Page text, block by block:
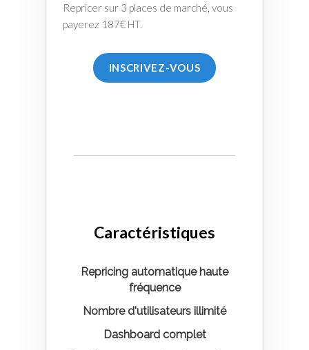
Repricer sur 3 places de marché, vous
payerez 187€ HT.
INSCRIVEZ-VOUS
Caractéristiques
Repricing automatique haute
fréquence
Nombre d'utilisateurs illimité
Dashboard complet